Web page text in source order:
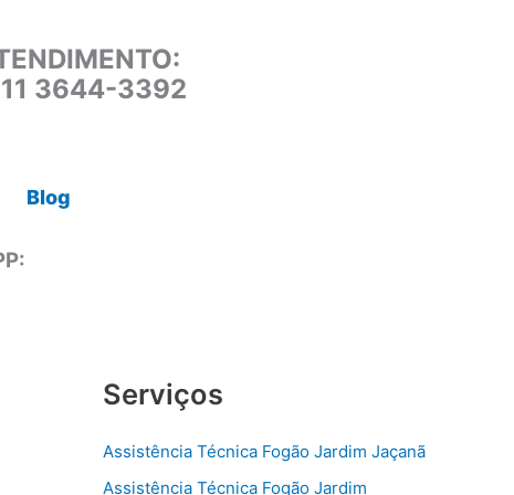
3644-3392
Blog
Serviços
Assistência Técnica Fogão Jardim Jaçanã
Assistência Técnica Fogão Jardim